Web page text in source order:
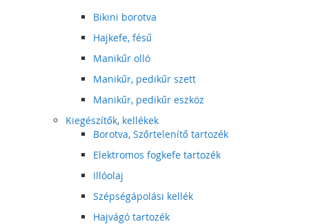
Bikini borotva
Hajkefe, fésű
Manikűr olló
Manikűr, pedikűr szett
Manikűr, pedikűr eszköz
Kiegészítők, kellékek
Borotva, Szőrtelenítő tartozék
Elektromos fogkefe tartozék
Illóolaj
Szépségápolási kellék
Hajvágó tartozék